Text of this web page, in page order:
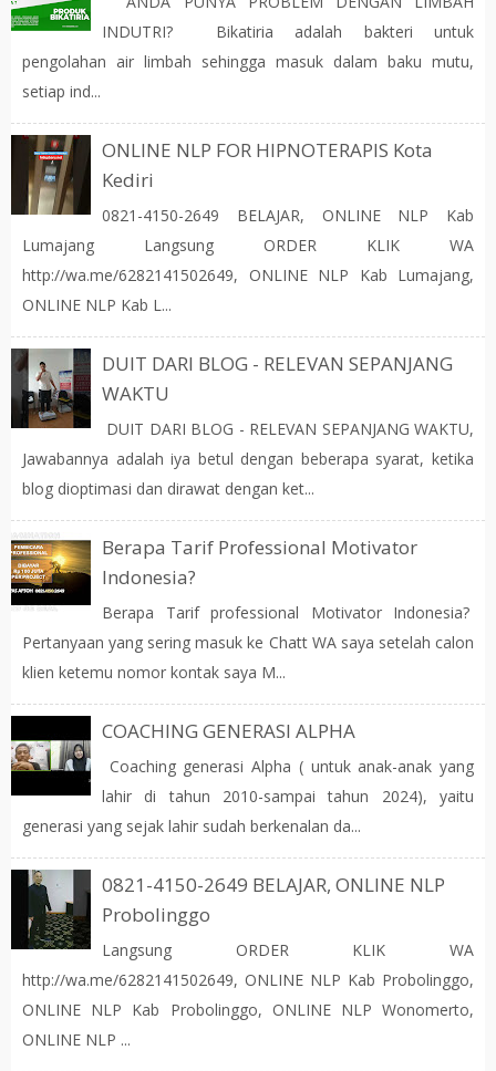
INDUTRI? Bikatiria adalah bakteri untuk
pengolahan air limbah sehingga masuk dalam baku mutu,
setiap ind...
ONLINE NLP FOR HIPNOTERAPIS Kota
Kediri
0821-4150-2649 BELAJAR, ONLINE NLP Kab
Lumajang Langsung ORDER KLIK WA
http://wa.me/6282141502649, ONLINE NLP Kab Lumajang,
ONLINE NLP Kab L...
DUIT DARI BLOG - RELEVAN SEPANJANG
WAKTU
DUIT DARI BLOG - RELEVAN SEPANJANG WAKTU,
Jawabannya adalah iya betul dengan beberapa syarat, ketika
blog dioptimasi dan dirawat dengan ket...
Berapa Tarif Professional Motivator
Indonesia?
Berapa Tarif professional Motivator Indonesia?
Pertanyaan yang sering masuk ke Chatt WA saya setelah calon
klien ketemu nomor kontak saya M...
COACHING GENERASI ALPHA
Coaching generasi Alpha ( untuk anak-anak yang
lahir di tahun 2010-sampai tahun 2024), yaitu
generasi yang sejak lahir sudah berkenalan da...
0821-4150-2649 BELAJAR, ONLINE NLP
Probolinggo
Langsung ORDER KLIK WA
http://wa.me/6282141502649, ONLINE NLP Kab Probolinggo,
ONLINE NLP Kab Probolinggo, ONLINE NLP Wonomerto,
ONLINE NLP ...